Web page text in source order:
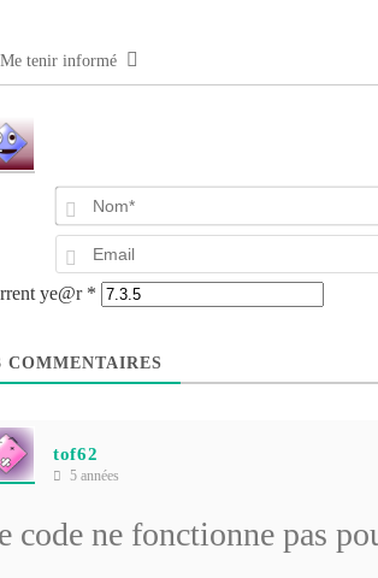
Me tenir informé
ye@r *
COMMENTAIRES
tof62
5 années
code ne fonctionne pas